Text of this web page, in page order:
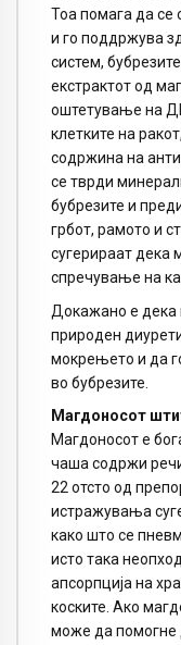
Тоа помага да
и го поддржува
систем,
екстрактот од
оштетување на
клетките на
содржина на
се тврди
бубрезите и
грбот, рамото и
сугерираат дека
спречување на
Докажано е дека
природен
мокрењето и да
во бубрезите.
Магдоносот
Магдоносот е
чаша содржи
22 отсто од
истражувања
како што се
исто така
апсорпција на
коските. Ако
може да помогне